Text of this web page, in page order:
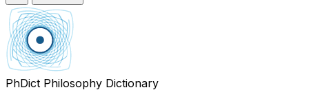
PhDict Philosophy Dictionary